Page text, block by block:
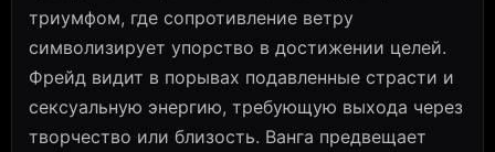
триумфом, где сопротивление ветру
символизирует упорство в достижении целей.
Фрейд видит в порывах подавленные страсти и
сексуальную энергию, требующую выхода через
творчество или близость. Ванга предвещает